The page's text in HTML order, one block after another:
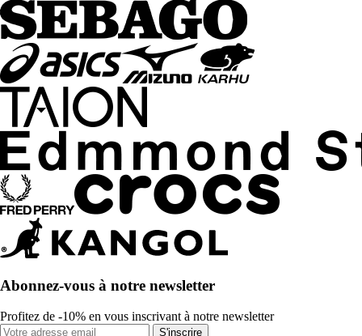
Abonnez-vous à notre newsletter
Profitez de -10% en vous inscrivant à notre newsletter
S'inscrire